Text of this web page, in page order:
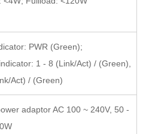
PWR (Green);
1 - 8 (Link/Act) / (Green),
Act) / (Green)
adaptor AC 100 ~ 240V, 50 -